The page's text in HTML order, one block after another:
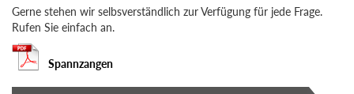
Gerne stehen wir selbsverständlich zur Verfügung für jede Frage.
Rufen Sie einfach an.
Spannzangen